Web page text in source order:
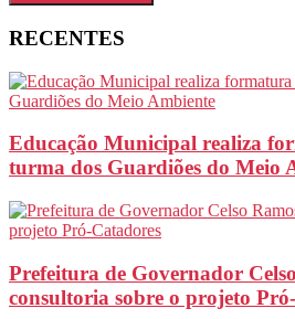
RECENTES
Educação Municipal realiza
turma dos Guardiões do Meio
Prefeitura de Governador
consultoria sobre o projeto